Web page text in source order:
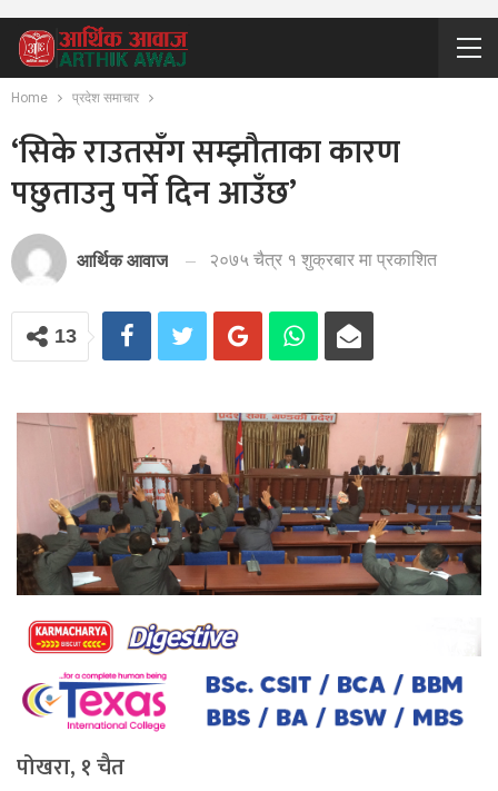
Home प्रदेश समाचार
‘सिके राउतसँग सम्झौताका कारण
पछुताउनु पर्ने दिन आउँछ’
आर्थिक आवाज २०७५ चैत्र १ शुक्रबार मा प्रकाशित
13
पोखरा, १ चैत